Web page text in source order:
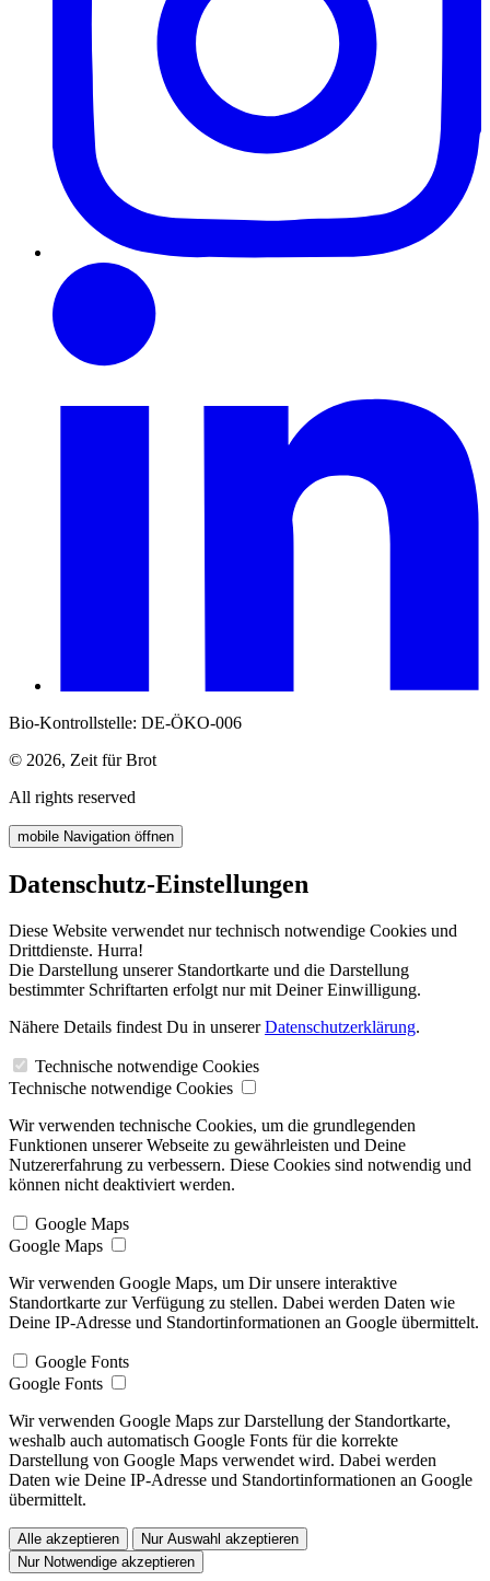
Bio-Kontrollstelle: DE-ÖKO-006
© 2026, Zeit für Brot
All rights reserved
mobile Navigation öffnen
Datenschutz-Einstellungen
Diese Website verwendet nur technisch notwendige Cookies und
Drittdienste. Hurra!
Die Darstellung unserer Standortkarte und die Darstellung
bestimmter Schriftarten erfolgt nur mit Deiner Einwilligung.
Nähere Details findest Du in unsererDatenschutzerklärung.
Technische notwendige Cookies
Technische notwendige Cookies
Wir verwenden technische Cookies, um die grundlegenden
Funktionen unserer Webseite zu gewährleisten und Deine
Nutzererfahrung zu verbessern. Diese Cookies sind notwendig und
können nicht deaktiviert werden.
Google Maps
Google Maps
Wir verwenden Google Maps, um Dir unsere interaktive
Standortkarte zur Verfügung zu stellen. Dabei werden Daten wie
Deine IP-Adresse und Standortinformationen an Google übermittelt.
Google Fonts
Google Fonts
Wir verwenden Google Maps zur Darstellung der Standortkarte,
weshalb auch automatisch Google Fonts für die korrekte
Darstellung von Google Maps verwendet wird. Dabei werden
Daten wie Deine IP-Adresse und Standortinformationen an Google
übermittelt.
Alle akzeptieren
Nur Auswahl akzeptieren
Nur Notwendige akzeptieren